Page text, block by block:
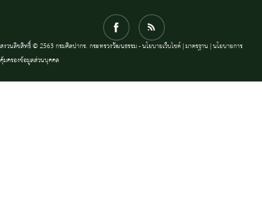
สงวนลิขสิทธิ์ © 2563 กรมศิลปากร. กระทรวงวัฒนธรรม -นโยบายเว็บไซต์|มาตรฐาน |นโยบายการ
คุ้มครองข้อมูลส่วนบุคคล